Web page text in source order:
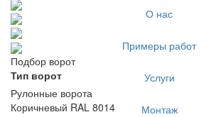
О нас
Примеры работ
Услуги
Монтаж
Подбор ворот
Тип ворот
Рулонные ворота
Коричневый RAL 8014